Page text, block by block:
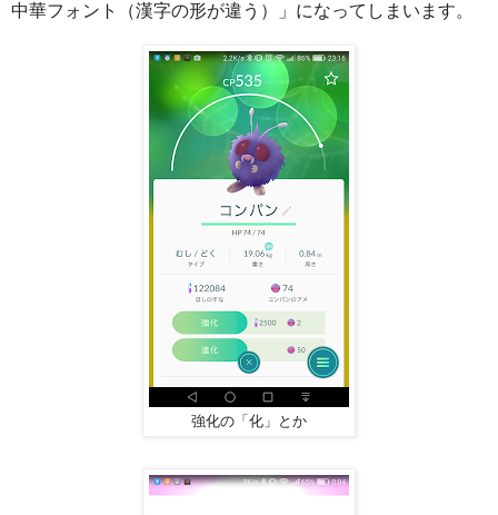
中華フォント（漢字の形が違う）」になってしまいます。
強化の「化」とか